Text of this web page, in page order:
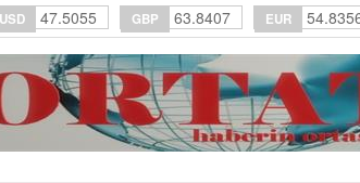
USD 47.5055 GBP 63.8407 EUR